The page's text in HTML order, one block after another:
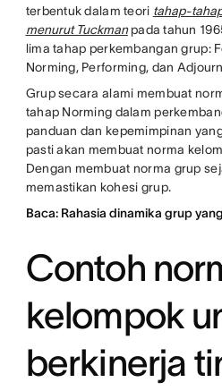
terbentuk dalam teori tahap-
menurut Tuckmanpada tahun
lima tahap perkembangan grup:
Norming, Performing, dan
Grup secara alami membuat
tahap Norming dalam
panduan dan kepemimpinan
pasti akan membuat norma
Dengan membuat norma grup
memastikan kohesi grup.
Baca: Rahasia dinamika grup
Contoh
kelompok
berkinerja